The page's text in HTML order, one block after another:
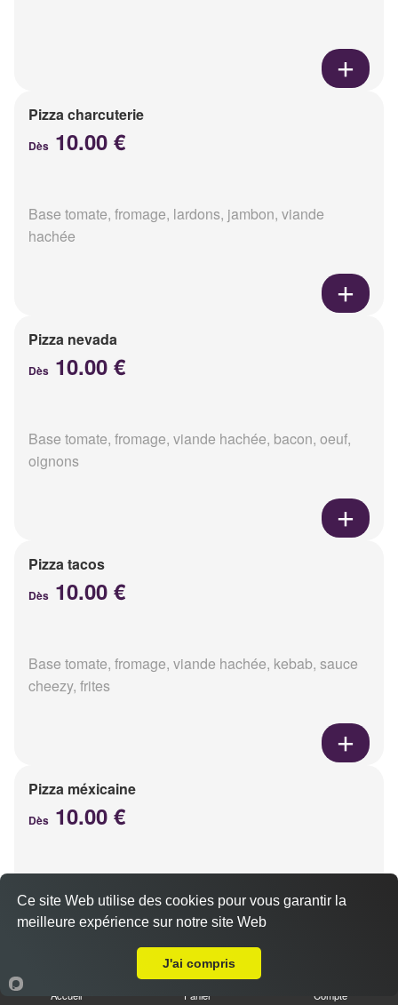
Pizza charcuterie
Dès 10.00 €
Base tomate, fromage, lardons, jambon, viande
hachée
Pizza nevada
Dès 10.00 €
Base tomate, fromage, viande hachée, bacon, oeuf,
oignons
Pizza tacos
Dès 10.00 €
Base tomate, fromage, viande hachée, kebab, sauce
cheezy, frites
Pizza méxicaine
Dès 10.00 €
chorizo, poivrons
Accueil Panier Compte
Ce site Web utilise des cookies pour vous garantir la
meilleure expérience sur notre site Web
J'ai compris